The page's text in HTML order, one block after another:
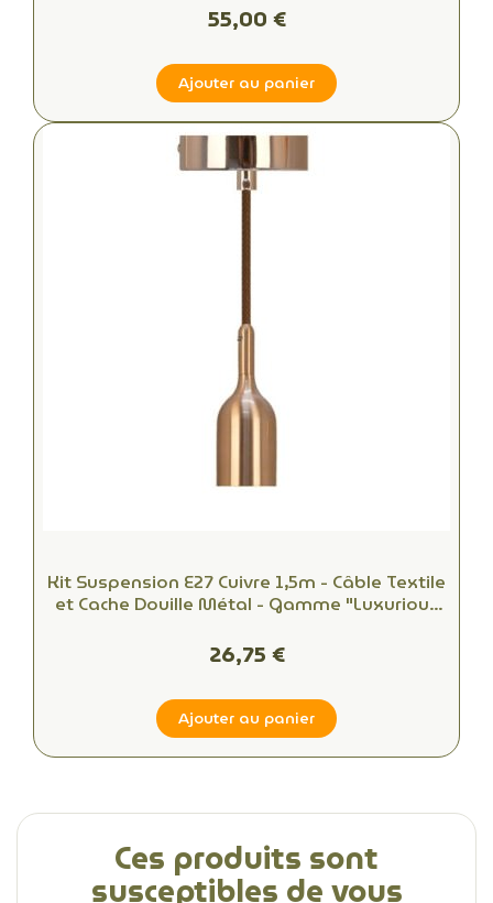
55,00 €
Ajouter au panier
Kit Suspension E27 Cuivre 1,5m - Câble Textile
et Cache Douille Métal - Gamme "Luxurious
26,75 €
Ajouter au panier
Ces produits sont
susceptibles de vous